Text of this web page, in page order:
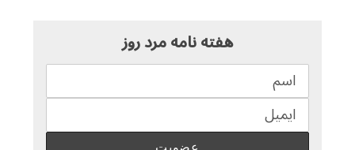
هفته نامه مرد روز